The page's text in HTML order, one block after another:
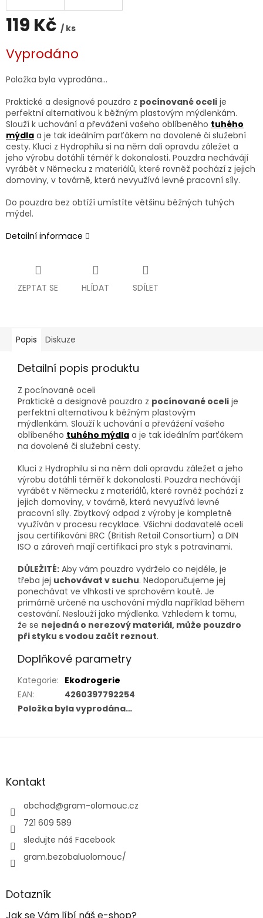
119 Kč / ks
cena:
Vyprodáno
Položka byla vyprodána…
Praktické a designové pouzdro z pocínované oceli je
perfektní alternativou k běžným plastovým mýdlenkám.
Slouží k uchování a převážení vašeho oblíbeného tuhého
mýdla a je tak ideálním parťákem na dovolené či služební
cesty. Kluci z Hydrophilu si na něm dali opravdu záležet a
jeho výrobu dotáhli téměř k dokonalosti. Pouzdra nechávájí
vyrábět v Německu z materiálů, které rovněž pochází z jejich
domoviny, v továrně, která nevyužívá levné pracovní síly.
Do pouzdra bez obtíží umístíte většinu běžných tuhých
mýdel.
Detailní informace
ZEPTAT SE HLÍDAT SDÍLET
Popis Diskuze
Detailní popis produktu
Z pocínované oceli
Praktické a designové pouzdro z pocínované oceli je
perfektní alternativou k běžným plastovým
mýdlenkám. Slouží k uchování a převážení vašeho
oblíbeného tuhého mýdla a je tak ideálním parťákem
na dovolené či služební cesty.
Kluci z Hydrophilu si na něm dali opravdu záležet a jeho
výrobu dotáhli téměř k dokonalosti. Pouzdra nechávájí
vyrábět v Německu z materiálů, které rovněž pochází z
jejich domoviny, v továrně, která nevyužívá levné
pracovní síly. Zbytkový odpad z výroby je kompletně
využíván v procesu recyklace. Všichni dodavatelé oceli
jsou certifikováni BRC (British Retail Consortium) a DIN
ISO a zároveň mají certifikaci pro styk s potravinami.
DŮLEŽITÉ: Aby vám pouzdro vydrželo co nejdéle, je
třeba jej uchovávat v suchu. Nedoporučujeme jej
ponechávat ve vlhkosti ve sprchovém koutě. Je
primárně určené na uschování mýdla například během
cestování. Neslouží jako mýdlenka. Vzhledem k tomu,
že se nejedná o nerezový materiál, může pouzdro
při styku s vodou začít reznout.
Doplňkové parametry
Kategorie: Ekodrogerie
EAN:
4260397792254
Položka byla vyprodána…
Z
aKontakt
obchod@gram-olomouc.cz
721 609 589
sledujte náš Facebook
gram.bezobaluolomouc/
Dotazník